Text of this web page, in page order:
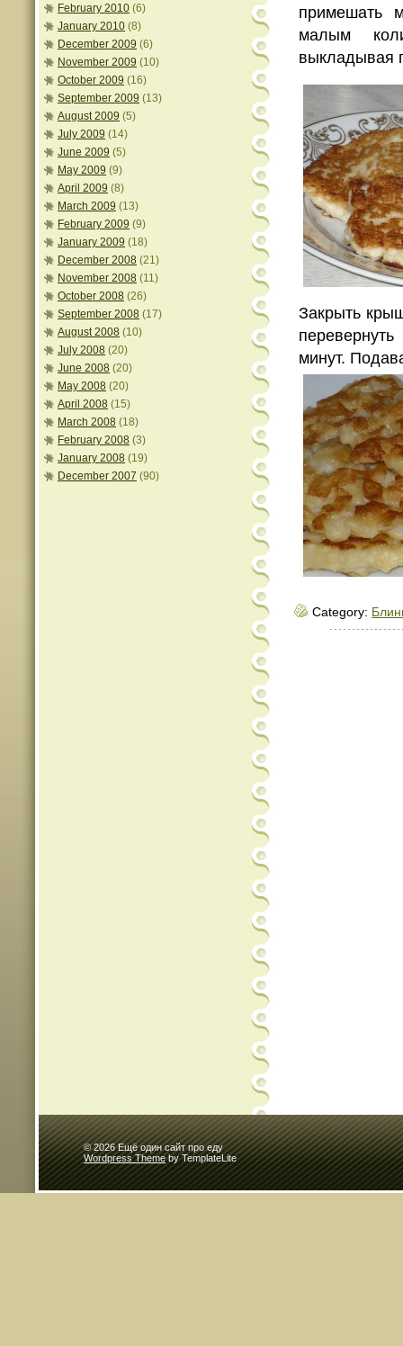
February 2010 (6)
January 2010 (8)
December 2009 (6)
November 2009 (10)
October 2009 (16)
September 2009 (13)
August 2009 (5)
July 2009 (14)
June 2009 (5)
May 2009 (9)
April 2009 (8)
March 2009 (13)
February 2009 (9)
January 2009 (18)
December 2008 (21)
November 2008 (11)
October 2008 (26)
September 2008 (17)
August 2008 (10)
July 2008 (20)
June 2008 (20)
May 2008 (20)
April 2008 (15)
March 2008 (18)
February 2008 (3)
January 2008 (19)
December 2007 (90)
примешать
малым
выкладывая
Закрыть
минут.
Category:
© 2026 Ещё один сайт про еду
Wordpress Themeby TemplateLite